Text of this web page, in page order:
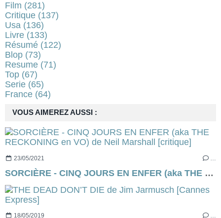
VOUS AIMEREZ AUSSI :
23/05/2021
SORCIÈRE - CINQ JOURS EN ENFER (aka THE RECKONING en VO) de Neil Marshall [critique]
18/05/2019 …
Film (281)
Critique (137)
Usa (136)
Livre (133)
Résumé (122)
Blop (73)
Resume (71)
Top (67)
Serie (65)
France (64)